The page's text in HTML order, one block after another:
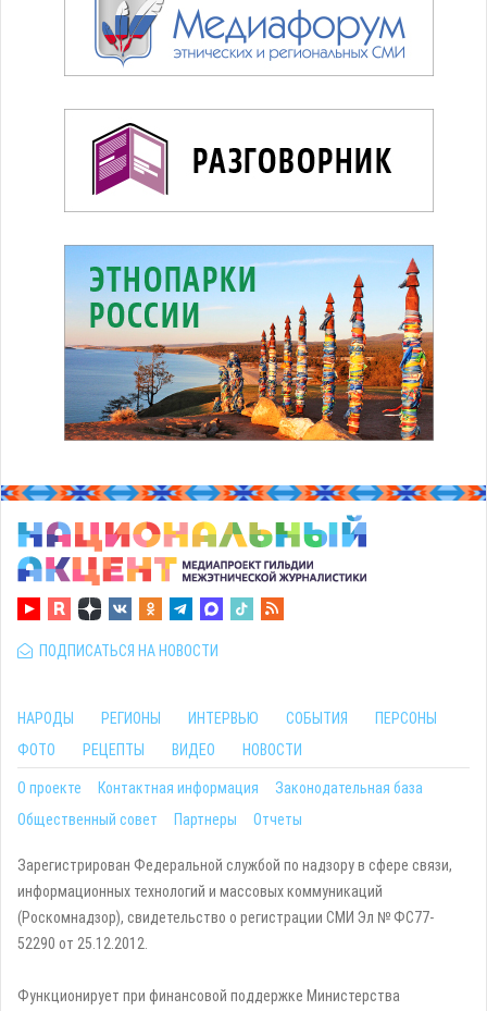
ПОДПИСАТЬСЯ НА НОВОСТИ
НАРОДЫ РЕГИОНЫ ИНТЕРВЬЮ СОБЫТИЯ
ПЕРСОНЫ
ФОТО
РЕЦЕПТЫ ВИДЕО НОВОСТИ
О проекте Контактная информация
Законодательная база
Общественный совет
Партнеры Отчеты
Зарегистрирован Федеральной службой по надзору в сфере связи,
информационных технологий и массовых коммуникаций
(Роскомнадзор), свидетельство о регистрации СМИ Эл № ФС77-
52290 от 25.12.2012.
Функционирует при финансовой поддержке Министерства